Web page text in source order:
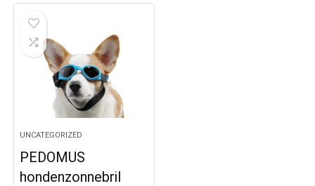
UNCATEGORIZED
PEDOMUS
hondenzonnebril